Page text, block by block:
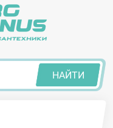
НАЙТИ